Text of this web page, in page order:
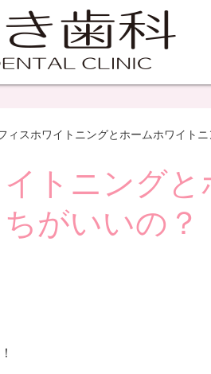
ィスホワイトニングとホームホワイト
トニングと
がいいの？